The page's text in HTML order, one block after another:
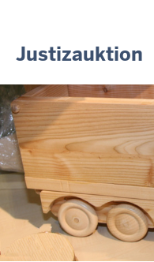
der Justizvollzugsschule
RechtSpecial -
Justizauktion